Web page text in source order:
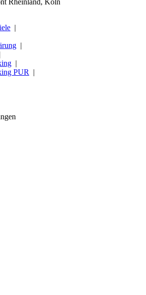
Rheinland, Köln
PUR